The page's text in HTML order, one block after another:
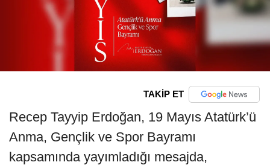
TAKİP ET
Recep Tayyip Erdoğan, 19 Mayıs Atatürk’ü
Anma, Gençlik ve Spor Bayramı
kapsamında yayımladığı mesajda,